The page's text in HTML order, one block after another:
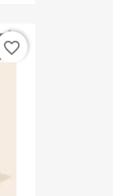
favorite_border